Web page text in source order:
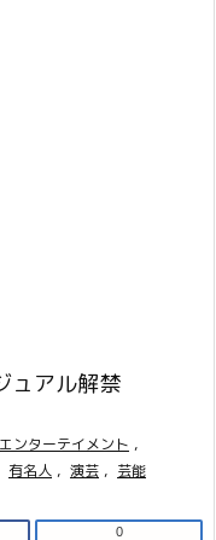
ュアル解禁
エンターテイメント ,
有名人 , 演芸 , 芸能
0